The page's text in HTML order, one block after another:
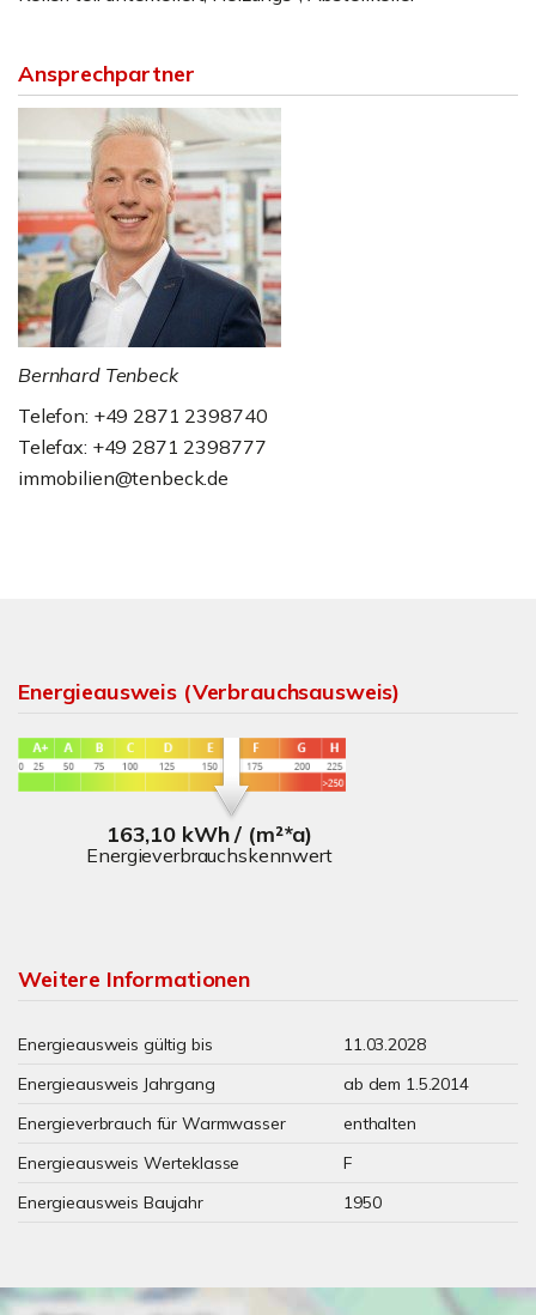
Ansprechpartner
Bernhard Tenbeck
Telefon: +49 2871 2398740
Telefax: +49 2871 2398777
immobilien@tenbeck.de
Energieausweis (Verbrauchsausweis)
163,10 kWh / (m²*a)
Energieverbrauchskennwert
Weitere Informationen
Energieausweis gültig bis
11.03.2028
Energieausweis Jahrgang
ab dem 1.5.2014
Energieverbrauch für Warmwasser
enthalten
Energieausweis Werteklasse
F
Energieausweis Baujahr
1950